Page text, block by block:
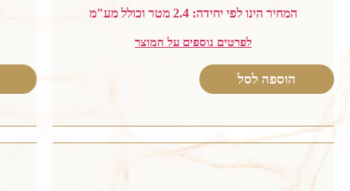
המחיר הינו לפי יחידה: 2.4 מטר וכולל מע"מ
לפרטים נוספים על המוצר
הוספה לסל